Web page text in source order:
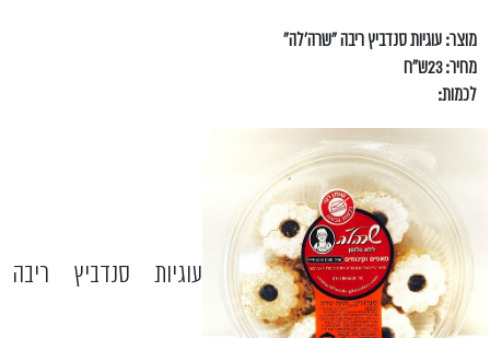
מוצר: עוגיות סנדביץ ריבה "שרה'לה"
מחיר: 23ש"ח
לכמות:
עוגיות סנדביץ ריבה